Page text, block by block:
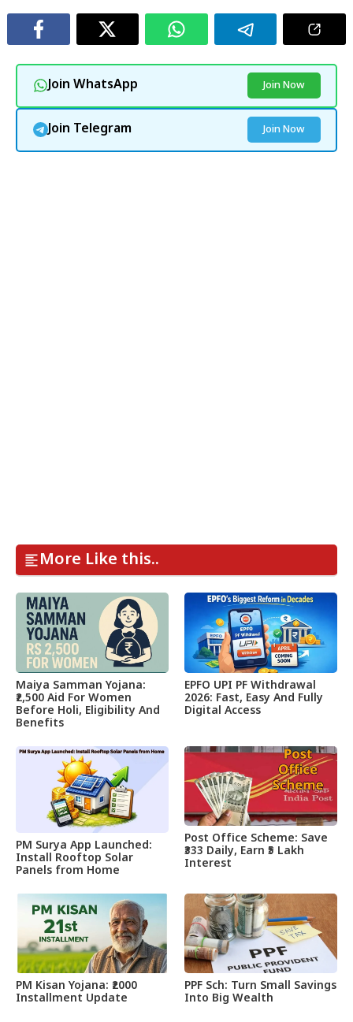
Join WhatsApp Join Now
Join Telegram Join Now
More Like this..
Maiya Samman Yojana:
₹2,500 Aid For Women
Before Holi, Eligibility And
Benefits
EPFO UPI PF Withdrawal
2026: Fast, Easy And Fully
Digital Access
PM Surya App Launched:
Install Rooftop Solar
Panels from Home
Post Office Scheme: Save
₹333 Daily, Earn ₹5 Lakh
Interest
PM Kisan Yojana: ₹2000
Installment Update
PPF Sch: Turn Small Savings
Into Big Wealth